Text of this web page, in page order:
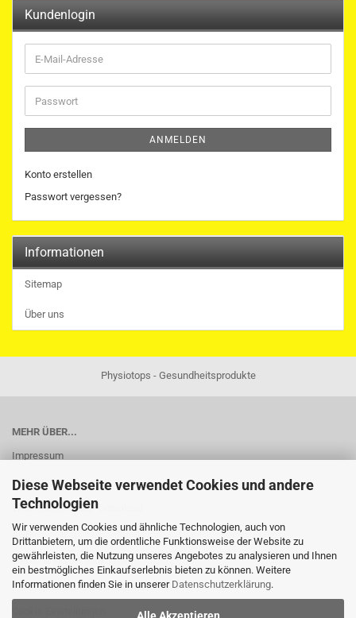
Diese Webseite verwendet Cookies und andere
Technologien
Wir verwenden Cookies und ähnliche Technologien, auch von
Drittanbietern, um die ordentliche Funktionsweise der Website zu
gewährleisten, die Nutzung unseres Angebotes zu analysieren und Ihnen
ein bestmögliches Einkaufserlebnis bieten zu können. Weitere
Informationen finden Sie in unserer Datenschutzerklärung.
Alle Akzeptieren
Kundenlogin
E-
Mail-
Adresse
Passwort
ANMELDEN
Konto erstellen
Passwort vergessen?
Informationen
Sitemap
Über uns
Physiotops - Gesundheitsprodukte
MEHR ÜBER...
Impressum
Widerrufsrecht
Widerrufsformular-Download
AGB
Liefer- und Versandkosten
Privatsphäre und Datenschutz